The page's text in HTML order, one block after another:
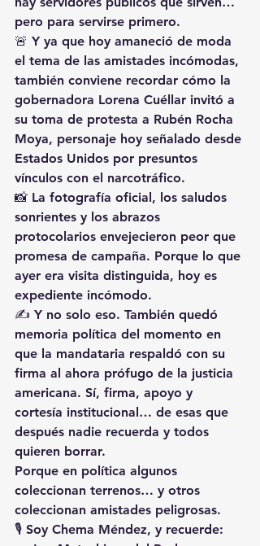
pero para servirse primero.
🚨 Y ya que hoy amaneció de moda
el tema de las amistades incómodas,
también conviene recordar cómo la
gobernadora Lorena Cuéllar invitó a
su toma de protesta a Rubén Rocha
Moya, personaje hoy señalado desde
Estados Unidos por presuntos
vínculos con el narcotráfico.
📸 La fotografía oficial, los saludos
sonrientes y los abrazos
protocolarios envejecieron peor que
promesa de campaña. Porque lo que
ayer era visita distinguida, hoy es
expediente incómodo.
✍️ Y no solo eso. También quedó
memoria política del momento en
que la mandataria respaldó con su
firma al ahora prófugo de la justicia
americana. Sí, firma, apoyo y
cortesía institucional… de esas que
después nadie recuerda y todos
quieren borrar.
Porque en política algunos
coleccionan terrenos… y otros
coleccionan amistades peligrosas.
🎙️ Soy Chema Méndez, y recuerde: